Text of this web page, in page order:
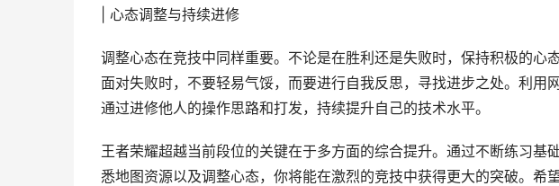
| 心态调整与持续进修
调整心态在竞技中同样重要。不论是在胜利还是失败时，保持积极的心
面对失败时，不要轻易气馁，而要进行自我反思，寻找进步之处。利用
通过进修他人的操作思路和打发，持续提升自己的技术水平。
王者荣耀超越当前段位的关键在于多方面的综合提升。通过不断练习基
悉地图资源以及调整心态，你将能在激烈的竞技中获得更大的突破。希